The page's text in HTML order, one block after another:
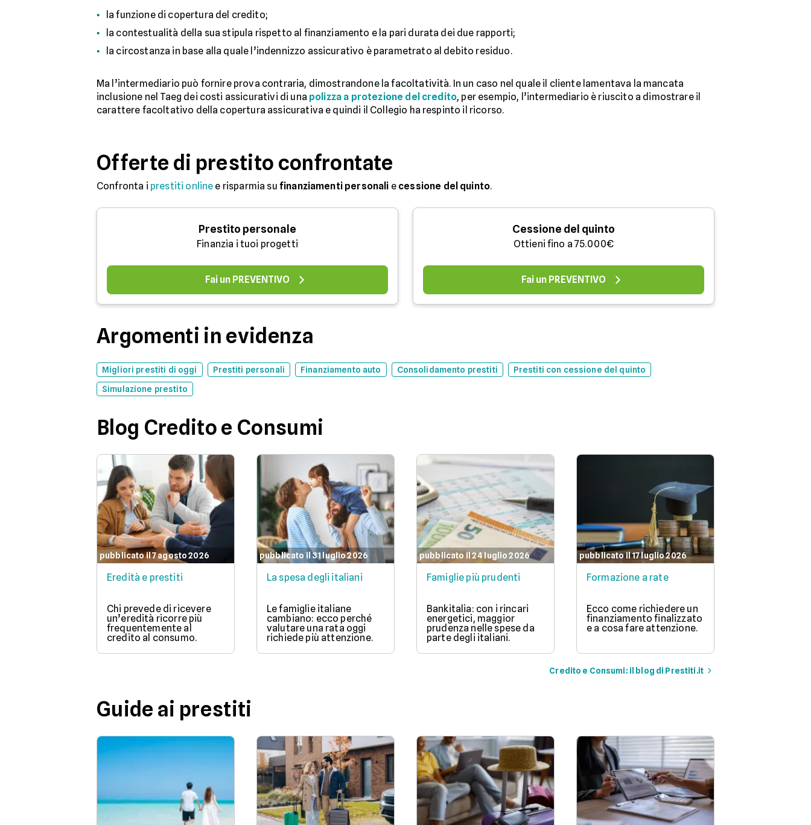
la funzione di copertura del credito;
la contestualità della sua stipula rispetto al finanziamento e la pari durata dei due rapporti;
la circostanza in base alla quale l’indennizzo assicurativo è parametrato al debito residuo.
Ma l’intermediario può fornire prova contraria, dimostrandone la facoltatività. In un caso nel quale il cliente lamentava la mancata
inclusione nel Taeg dei costi assicurativi di una polizza a protezione del credito, per esempio, l’intermediario è riuscito a dimostrare il
carattere facoltativo della copertura assicurativa e quindi il Collegio ha respinto il ricorso.
Offerte di prestito confrontate
Confronta i prestiti online e risparmia su finanziamenti personali e cessione del quinto.
Prestito personale
Finanzia i tuoi progetti
Fai un PREVENTIVO
Cessione del quinto
Ottieni fino a 75.000€
Fai un PREVENTIVO
Argomenti in evidenza
Migliori prestiti di oggi Prestiti personali Finanziamento auto Consolidamento prestiti
Prestiti con cessione del quinto
Simulazione prestito
Blog Credito e Consumi
pubblicato il 7 agosto 2026
Eredità e prestiti
Chi prevede di ricevere
un’eredità ricorre più
frequentemente al
credito al consumo.
pubblicato il 31 luglio 2026
La spesa degli italiani
Le famiglie italiane
cambiano: ecco perché
valutare una rata oggi
richiede più attenzione.
pubblicato il 24 luglio 2026
Famiglie più prudenti
Bankitalia: con i rincari
energetici, maggior
prudenza nelle spese da
parte degli italiani.
pubblicato il 17 luglio 2026
Formazione a rate
Ecco come richiedere un
finanziamento finalizzato
e a cosa fare attenzione.
Credito e Consumi: il blog di Prestiti.it
Guide ai prestiti